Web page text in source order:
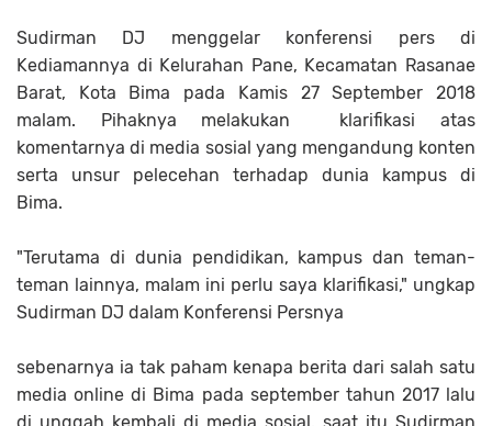
Sudirman DJ menggelar konferensi pers di
Kediamannya di Kelurahan Pane, Kecamatan Rasanae
Barat, Kota Bima pada Kamis 27 September 2018
malam. Pihaknya melakukan klarifikasi atas
komentarnya di media sosial yang mengandung konten
serta unsur pelecehan terhadap dunia kampus di
Bima.
"Terutama di dunia pendidikan, kampus dan teman-
teman lainnya, malam ini perlu saya klarifikasi," ungkap
Sudirman DJ dalam Konferensi Persnya
sebenarnya ia tak paham kenapa berita dari salah satu
media online di Bima pada september tahun 2017 lalu